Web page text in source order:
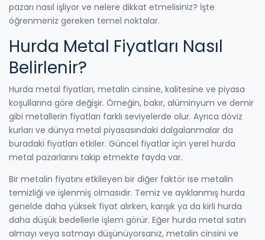
pazarı nasıl işliyor ve nelere dikkat etmelisiniz? İşte
öğrenmeniz gereken temel noktalar.
Hurda Metal Fiyatları Nasıl
Belirlenir?
Hurda metal fiyatları, metalin cinsine, kalitesine ve piyasa
koşullarına göre değişir. Örneğin, bakır, alüminyum ve demir
gibi metallerin fiyatları farklı seviyelerde olur. Ayrıca döviz
kurları ve dünya metal piyasasındaki dalgalanmalar da
buradaki fiyatları etkiler. Güncel fiyatlar için yerel hurda
metal pazarlarını takip etmekte fayda var.
Bir metalin fiyatını etkileyen bir diğer faktör ise metalin
temizliği ve işlenmiş olmasıdır. Temiz ve ayıklanmış hurda
genelde daha yüksek fiyat alırken, karışık ya da kirli hurda
daha düşük bedellerle işlem görür. Eğer hurda metal satın
almayı veya satmayı düşünüyorsanız, metalin cinsini ve